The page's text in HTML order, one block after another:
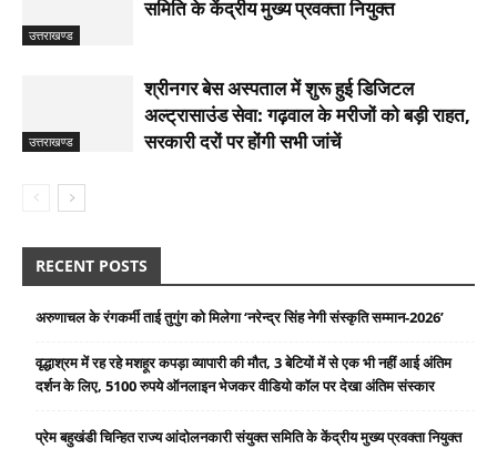
उत्तराखण्ड
समिति के केंद्रीय मुख्य प्रवक्ता नियुक्त
उत्तराखण्ड
श्रीनगर बेस अस्पताल में शुरू हुई डिजिटल
अल्ट्रासाउंड सेवा: गढ़वाल के मरीजों को बड़ी राहत,
सरकारी दरों पर होंगी सभी जांचें
RECENT POSTS
अरुणाचल के रंगकर्मी ताई तुगुंग को मिलेगा ‘नरेन्द्र सिंह नेगी संस्कृति सम्मान-2026’
वृद्धाश्रम में रह रहे मशहूर कपड़ा व्यापारी की मौत, 3 बेटियों में से एक भी नहीं आई अंतिम
दर्शन के लिए, 5100 रुपये ऑनलाइन भेजकर वीडियो कॉल पर देखा अंतिम संस्कार
प्रेम बहुखंडी चिन्हित राज्य आंदोलनकारी संयुक्त समिति के केंद्रीय मुख्य प्रवक्ता नियुक्त